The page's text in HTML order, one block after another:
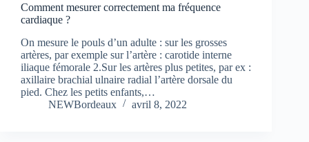
Comment mesurer correctement ma fréquence
cardiaque ?
On mesure le pouls d’un adulte : sur les grosses
artères, par exemple sur l’artère : carotide interne
iliaque fémorale 2.Sur les artères plus petites, par ex :
axillaire brachial ulnaire radial l’artère dorsale du
pied. Chez les petits enfants,…
NEWBordeaux
avril 8, 2022